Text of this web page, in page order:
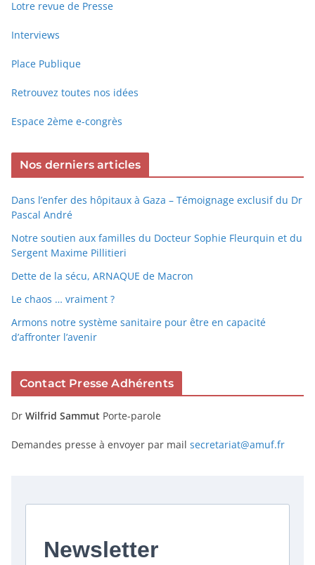
Lotre revue de Presse
Interviews
Place Publique
Retrouvez toutes nos idées
Espace 2ème e-congrès
Nos derniers articles
Dans l’enfer des hôpitaux à Gaza – Témoignage exclusif du Dr
Pascal André
Notre soutien aux familles du Docteur Sophie Fleurquin et du
Sergent Maxime Pillitieri
Dette de la sécu, ARNAQUE de Macron
Le chaos … vraiment ?
Armons notre système sanitaire pour être en capacité
d’affronter l’avenir
Contact Presse Adhérents
Dr Wilfrid Sammut Porte-parole
Demandes presse à envoyer par mail secretariat@amuf.fr